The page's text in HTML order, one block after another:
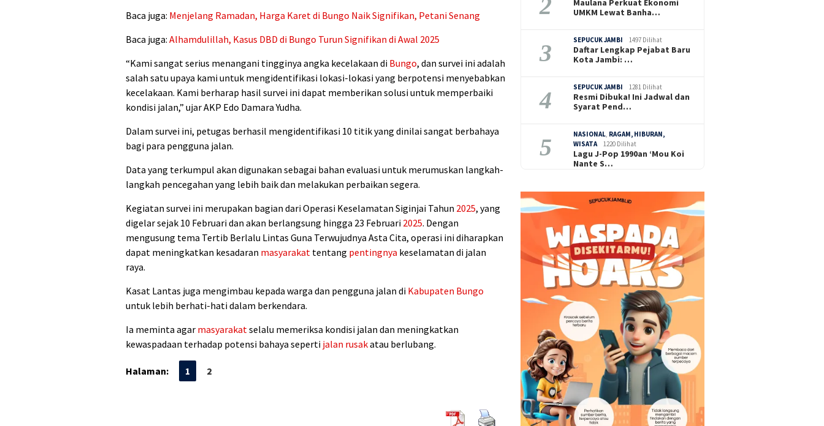
Baca juga: Menjelang Ramadan, Harga Karet di Bungo Naik Signifikan, Petani Senang
Baca juga: Alhamdulillah, Kasus DBD di Bungo Turun Signifikan di Awal 2025
“Kami sangat serius menangani tingginya angka kecelakaan di Bungo, dan survei ini adalah
salah satu upaya kami untuk mengidentifikasi lokasi-lokasi yang berpotensi menyebabkan
kecelakaan. Kami berharap hasil survei ini dapat memberikan solusi untuk memperbaiki
kondisi jalan,” ujar AKP Edo Damara Yudha.
Dalam survei ini, petugas berhasil mengidentifikasi 10 titik yang dinilai sangat berbahaya
bagi para pengguna jalan.
Data yang terkumpul akan digunakan sebagai bahan evaluasi untuk merumuskan langkah-
langkah pencegahan yang lebih baik dan melakukan perbaikan segera.
Kegiatan survei ini merupakan bagian dari Operasi Keselamatan Siginjai Tahun 2025, yang
digelar sejak 10 Februari dan akan berlangsung hingga 23 Februari 2025. Dengan
mengusung tema Tertib Berlalu Lintas Guna Terwujudnya Asta Cita, operasi ini diharapkan
dapat meningkatkan kesadaran masyarakat tentang pentingnya keselamatan di jalan
raya.
Kasat Lantas juga mengimbau kepada warga dan pengguna jalan di Kabupaten Bungo
untuk lebih berhati-hati dalam berkendara.
Ia meminta agar masyarakatselalu memeriksa kondisi jalan dan meningkatkan
kewaspadaan terhadap potensi bahaya seperti jalan rusakatau berlubang.
Halaman: 1 2
2
Maulana Perkuat Ekonomi
UMKM Lewat Banha…
3 SEPUCUK JAMBI 1497 Dilihat
Daftar Lengkap Pejabat Baru
Kota Jambi: …
4 SEPUCUK JAMBI 1281 Dilihat
Resmi Dibuka! Ini Jadwal dan
Syarat Pend…
5 NASIONAL RAGAM, HIBURAN,
WISATA
1220 Dilihat
Lagu J-Pop 1990an ‘Mou Koi
Nante S…